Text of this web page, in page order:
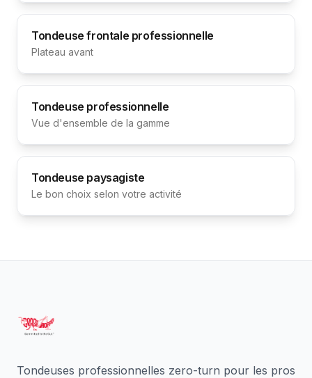
Tondeuse frontale professionnelle
Plateau avant
Tondeuse professionnelle
Vue d'ensemble de la gamme
Tondeuse paysagiste
Le bon choix selon votre activité
Tondeuses professionnelles zero-turn pour les pros